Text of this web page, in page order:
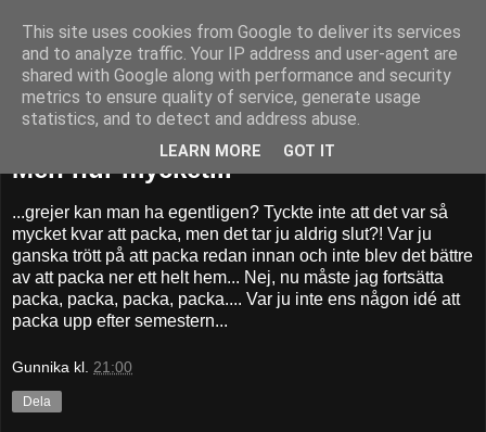
52adventures
Men hur mycket...
...grejer kan man ha egentligen? Tyckte inte att det var så
mycket kvar att packa, men det tar ju aldrig slut?! Var ju
ganska trött på att packa redan innan och inte blev det bättre
av att packa ner ett helt hem... Nej, nu måste jag fortsätta
packa, packa, packa, packa.... Var ju inte ens någon idé att
packa upp efter semestern...
Gunnika kl. 21:00
Dela
This site uses cookies from Google to deliver its services
and to analyze traffic. Your IP address and user-agent are
shared with Google along with performance and security
metrics to ensure quality of service, generate usage
statistics, and to detect and address abuse.
LEARN MORE GOT IT